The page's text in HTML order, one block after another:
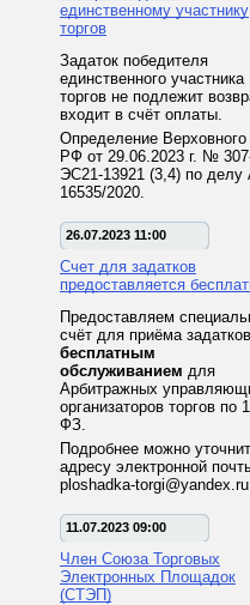
единственному участнику
торгов
Задаток победителя
единственного участника
торгов не подлежит
входит в счёт оплаты.
Определение
РФ от 29.06.2023 г. №
ЭС21-13921 (3,4) по делу
16535/2020.
26.07.2023 11:00
Счет для задатков
предоставляется
Предоставляем
счёт для приёма задатков
бесплатным
обслуживанием для
Арбитражных
организаторов торгов по
ФЗ.
Подробнее можно
адресу электронной
ploshadka-torgi@yandex.ru
11.07.2023 09:00
Член Союза Торговых
Электронных Площадок
(СТЭП)